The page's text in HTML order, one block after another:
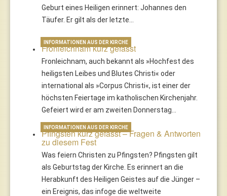
Geburt eines Heiligen erinnert: Johannes den
Täufer. Er gilt als der letzte…
Fronleichnam kurz gefasst
Fronleichnam, auch bekannt als »Hochfest des
heiligsten Leibes und Blutes Christi« oder
international als »Corpus Christi«, ist einer der
höchsten Feiertage im katholischen Kirchenjahr.
Gefeiert wird er am zweiten Donnerstag…
INFORMATIONEN AUS DER KIRCHE
Pfingsten kurz gefasst – Fragen & Antworten
zu diesem Fest
Was feiern Christen zu Pfingsten? Pfingsten gilt
als Geburtstag der Kirche. Es erinnert an die
Herabkunft des Heiligen Geistes auf die Jünger –
ein Ereignis, das infoge die weltweite
INFORMATIONEN AUS DER KIRCHE